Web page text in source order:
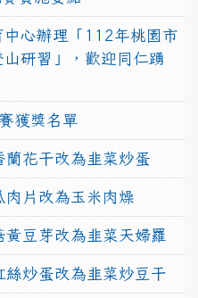
心辦理「112年桃園市
研習」，歡迎同仁踴
獲獎名單
花干改為韭菜炒蛋
片改為玉米肉燥
豆芽改為韭菜天婦羅
炒蛋改為韭菜炒豆干